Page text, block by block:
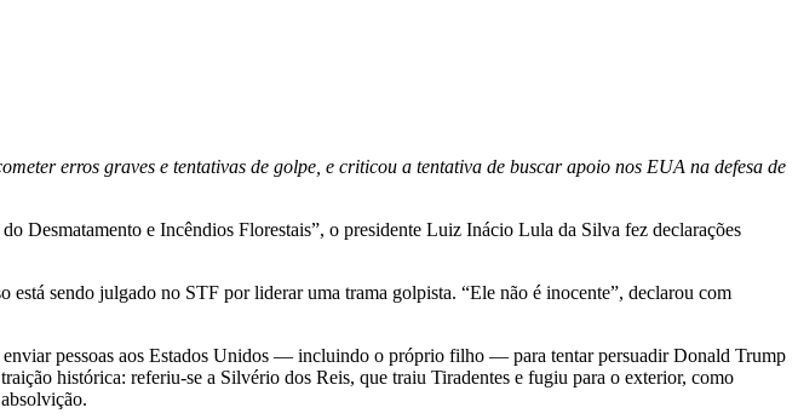
erros graves e tentativas de golpe, e criticou a tentativa de buscar apoio nos EUA na defesa de
Desmatamento e Incêndios Florestais”, o presidente Luiz Inácio Lula da Silva fez declarações
sendo julgado no STF por liderar uma trama golpista. “Ele não é inocente”, declarou com
pessoas aos Estados Unidos — incluindo o próprio filho — para tentar persuadir Donald Trump
histórica: referiu-se a Silvério dos Reis, que traiu Tiradentes e fugiu para o exterior, como